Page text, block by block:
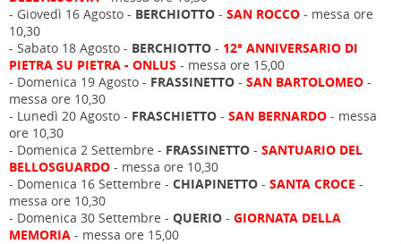
- Giovedì 16 Agosto - BERCHIOTTO - SAN ROCCO - messa ore
10,30
- Sabato 18 Agosto - BERCHIOTTO - 12° ANNIVERSARIO DI
PIETRA SU PIETRA - ONLUS - messa ore 15,00
- Domenica 19 Agosto - FRASSINETTO - SAN BARTOLOMEO -
messa ore 10,30
- Lunedì 20 Agosto - FRASCHIETTO - SAN BERNARDO - messa
ore 10,30
- Domenica 2 Settembre - FRASSINETTO - SANTUARIO DEL
BELLOSGUARDO - messa ore 10,30
- Domenica 16 Settembre - CHIAPINETTO - SANTA CROCE -
messa ore 10,30
- Domenica 30 Settembre - QUERIO - GIORNATA DELLA
MEMORIA - messa ore 15,00